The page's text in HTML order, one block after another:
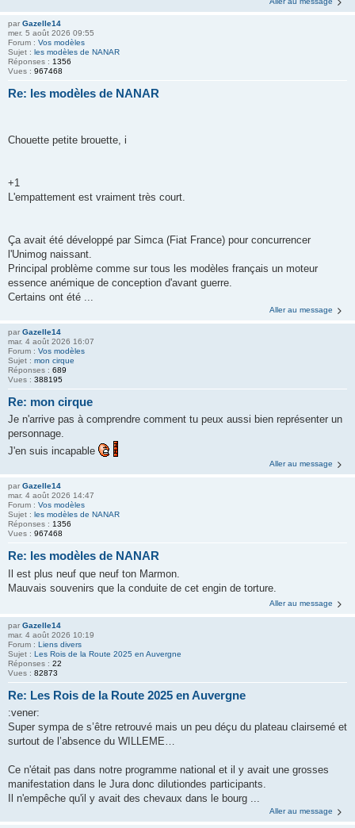
par Gazelle14
mer. 5 août 2026 09:55
Forum : Vos modèles
Sujet : les modèles de NANAR
Réponses : 1356
Vues : 967468
Re: les modèles de NANAR
Chouette petite brouette, i
+1
L'empattement est vraiment très court.
Ça avait été développé par Simca (Fiat France) pour concurrencer
l'Unimog naissant.
Principal problème comme sur tous les modèles français un moteur
essence anémique de conception d'avant guerre.
Certains ont été ...
Aller au message
par Gazelle14
mar. 4 août 2026 16:07
Forum : Vos modèles
Sujet : mon cirque
Réponses : 689
Vues : 388195
Re: mon cirque
Je n'arrive pas à comprendre comment tu peux aussi bien représenter un
personnage.
J'en suis incapable
Aller au message
par Gazelle14
mar. 4 août 2026 14:47
Forum : Vos modèles
Sujet : les modèles de NANAR
Réponses : 1356
Vues : 967468
Re: les modèles de NANAR
Il est plus neuf que neuf ton Marmon.
Mauvais souvenirs que la conduite de cet engin de torture.
Aller au message
par Gazelle14
mar. 4 août 2026 10:19
Forum : Liens divers
Sujet : Les Rois de la Route 2025 en Auvergne
Réponses : 22
Vues : 82873
Re: Les Rois de la Route 2025 en Auvergne
:vener:
Super sympa de s’être retrouvé mais un peu déçu du plateau clairsemé et
surtout de l’absence du WILLEME…
Ce n'était pas dans notre programme national et il y avait une grosses
manifestation dans le Jura donc dilutiondes participants.
Il n'empêche qu'il y avait des chevaux dans le bourg ...
Aller au message